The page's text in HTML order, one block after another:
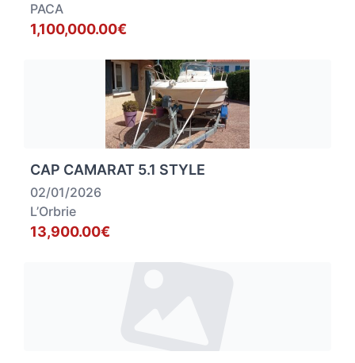
PACA
1,100,000.00€
CAP CAMARAT 5.1 STYLE
02/01/2026
L’Orbrie
13,900.00€